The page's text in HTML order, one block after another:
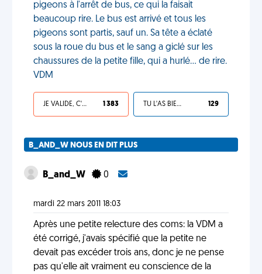
pigeons à l'arrêt de bus, ce qui la faisait
beaucoup rire. Le bus est arrivé et tous les
pigeons sont partis, sauf un. Sa tête a éclaté
sous la roue du bus et le sang a giclé sur les
chaussures de la petite fille, qui a hurlé... de rire.
VDM
JE VALIDE, C'EST UNE VDM 1 383 TU L'AS BIEN MÉRITÉ 129
B_AND_W NOUS EN DIT PLUS
B_and_W 0
mardi 22 mars 2011 18:03
Après une petite relecture des coms: la VDM a
été corrigé, j'avais spécifié que la petite ne
devait pas excéder trois ans, donc je ne pense
pas qu'elle ait vraiment eu conscience de la